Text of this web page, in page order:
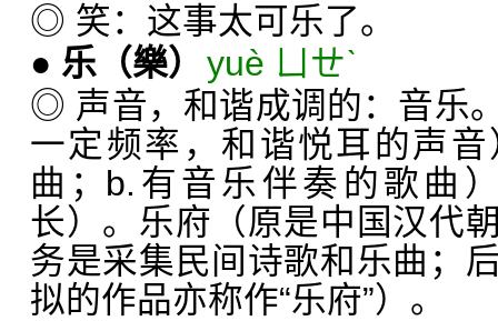
◎ 笑：这事太可乐了。
● 乐 （樂） yuè ㄩㄝˋ
◎ 声音，和谐成调的：音乐
一定频率，和谐悦耳的声
曲；b.有音乐伴奏的歌曲
长）。乐府（原是中国汉代
务是采集民间诗歌和乐曲；
拟的作品亦称作“乐府”）。